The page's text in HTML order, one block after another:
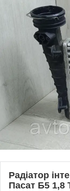
Радіатор
Пасат Б5 1,8